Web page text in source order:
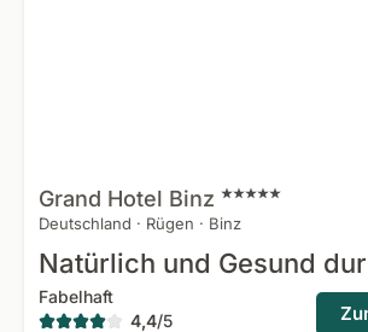
Grand Hotel Binz
Deutschland · Rügen · Binz
Fabelhaft
4,4/5